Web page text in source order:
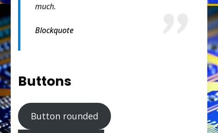
much.
Blockquote
Buttons
Button rounded